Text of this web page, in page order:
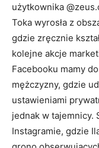
użytkownika
Toka wyrosła z
gdzie zręcznie
kolejne akcje
Facebooku mamy
mężczyzny, gdzie
ustawieniami
jednak w tajemnicy.
Instagramie, gdzie